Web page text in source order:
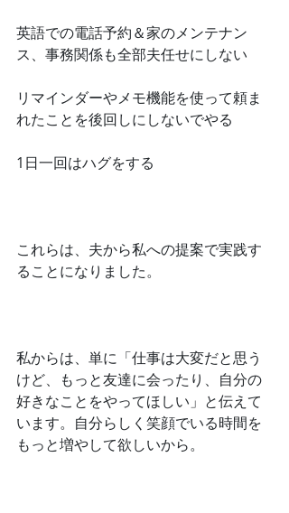
﻿英語での電話予約＆家のメンテナン
ス、事務関係も全部夫任せにしない
﻿リマインダーやメモ機能を使って頼ま
れたことを後回しにしないでやる
﻿1日一回はハグをする
﻿これらは、夫から私への提案で実践す
ることになりました。
﻿私からは、単に「仕事は大変だと思う
けど、もっと友達に会ったり、自分の
好きなことをやってほしい」と伝えて
います。自分らしく笑顔でいる時間を
もっと増やして欲しいから。